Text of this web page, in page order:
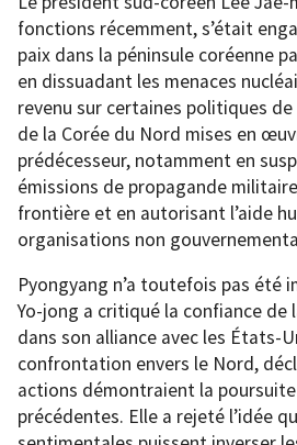
fonctions récemment, s’était
paix dans la péninsule coréenne
en dissuadant les menaces
revenu sur certaines politiques de
de la Corée du Nord mises en
prédécesseur, notamment en
émissions de propagande
frontière et en autorisant l’aide
organisations non
Pyongyang n’a toutefois pas été
Yo-jong a critiqué la confiance de
dans son alliance avec les États-
confrontation envers le Nord,
actions démontraient la
précédentes. Elle a rejeté l’idée